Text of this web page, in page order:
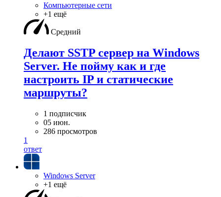
Компьютерные сети
+1 ещё
Средний
Делают SSTP сервер на Windows
Server. Не пойму как и где
настроить IP и статические
маршруты?
1 подписчик
05 июн.
286 просмотров
1
ответ
Windows Server
+1 ещё